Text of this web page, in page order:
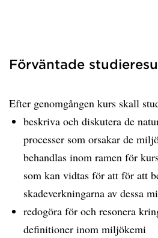
Förväntade
Efter genomgången kurs skall
beskriva och diskutera de
processer som orsakar de
behandlas inom ramen för
som kan vidtas för att för att
skadeverkningarna av dessa
redogöra för och resonera
definitioner inom miljökemi